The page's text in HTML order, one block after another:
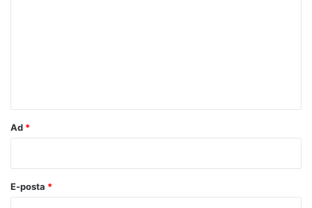
Ad *
E-posta *